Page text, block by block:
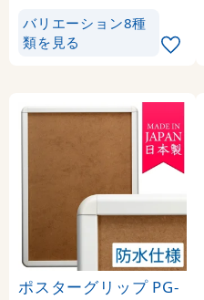
バリエーション8種
類を見る
ポスターグリップ PG-